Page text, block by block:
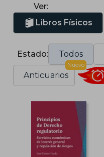
Ver:
Libros Físicos
Estado: Todos
Anticuarios
Nuevo